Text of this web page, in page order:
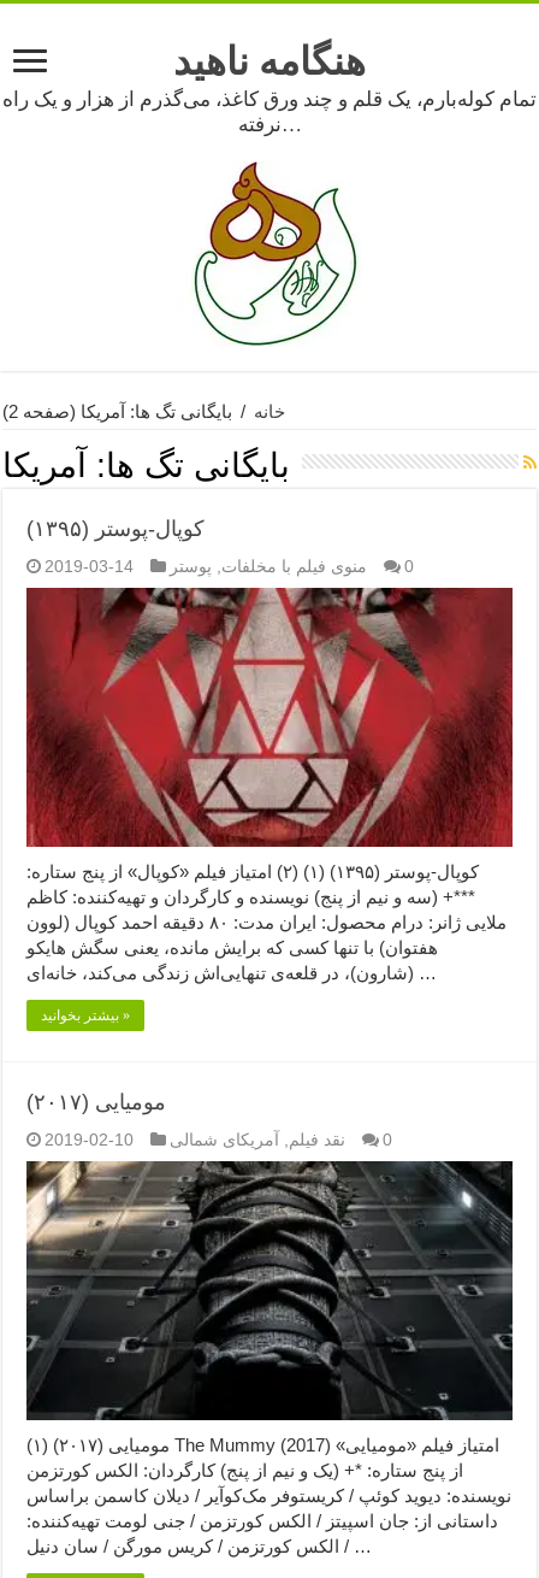
هنگامه ناهید
تمام کوله‌بارم، یک قلم و چند ورق کاغذ، می‌گذرم از هزار و یک راه
نرفته…
خانه / بایگانی تگ ها: آمریکا (صفحه 2)
بایگانی تگ ها: آمریکا
کوپال-پوستر (۱۳۹۵)
2019-03-14 منوی فیلم با مخلفات پوستر 0
کوپال-پوستر (۱۳۹۵) (۱) (۲) امتیاز فیلم «کوپال» از پنج ستاره:
***+ (سه و نیم از پنج) نویسنده و کارگردان و تهیه‌کننده: کاظم
ملایی ژانر: درام محصول: ایران مدت: ۸۰ دقیقه احمد کوپال (لوون
هفتوان) با تنها کسی که برایش مانده، یعنی سگش هایکو
(شارون)، در قلعه‌ی تنهایی‌اش زندگی می‌کند، خانه‌ای …
بیشتر بخوانید »
مومیایی (۲۰۱۷)
2019-02-10 نقد فیلم آمریکای شمالی 0
مومیایی (۲۰۱۷) (۱) The Mummy (2017) امتیاز فیلم «مومیایی»
از پنج ستاره: *+ (یک و نیم از پنج) کارگردان: الکس کورتزمن
نویسنده: دیوید کوئپ / کریستوفر مک‌کوآیر / دیلان کاسمن براساس
داستانی از: جان اسپیتز / الکس کورتزمن / جنی لومت تهیه‌کننده:
الکس کورتزمن / کریس مورگن / سان دنیل / …